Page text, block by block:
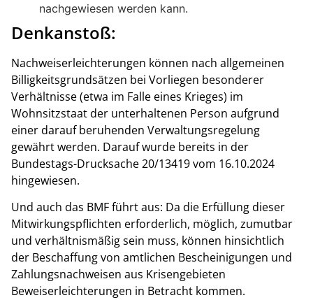
nachgewiesen werden kann.
Denkanstoß:
Nachweiserleichterungen können nach allgemeinen
Billigkeitsgrundsätzen bei Vorliegen besonderer
Verhältnisse (etwa im Falle eines Krieges) im
Wohnsitzstaat der unterhaltenen Person aufgrund
einer darauf beruhenden Verwaltungsregelung
gewährt werden. Darauf wurde bereits in der
Bundestags-Drucksache 20/13419 vom 16.10.2024
hingewiesen.
Und auch das BMF führt aus: Da die Erfüllung dieser
Mitwirkungspflichten erforderlich, möglich, zumutbar
und verhältnismäßig sein muss, können hinsichtlich
der Beschaffung von amtlichen Bescheinigungen und
Zahlungsnachweisen aus Krisengebieten
Beweiserleichterungen in Betracht kommen.